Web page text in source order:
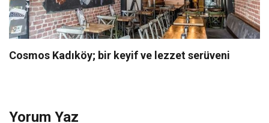
Cosmos Kadıköy; bir keyif ve lezzet serüveni
Yorum Yaz